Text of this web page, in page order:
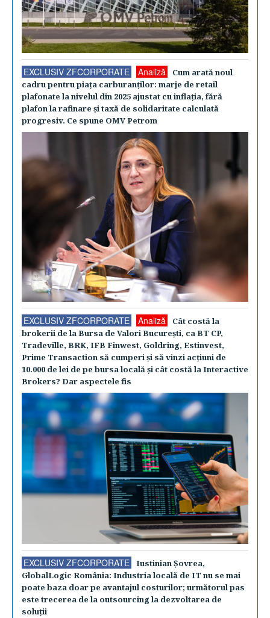
EXCLUSIV ZFCORPORATE Analiză
Cum arată noul
cadru pentru piaţa carburanţilor: marje de retail
plafonate la nivelul din 2025 ajustat cu inflaţia, fără
plafon la rafinare şi taxă de solidaritate calculată
progresiv. Ce spune OMV Petrom
EXCLUSIV ZFCORPORATE Analiză
Cât costă la
brokerii de la Bursa de Valori Bucureşti, ca BT CP,
Tradeville, BRK, IFB Finwest, Goldring, Estinvest,
Prime Transaction să cumperi şi să vinzi acţiuni de
10.000 de lei de pe bursa locală şi cât costă la Interactive
Brokers? Dar aspectele fis
EXCLUSIV ZFCORPORATE
Iustinian Şovrea,
GlobalLogic România: Industria locală de IT nu se mai
poate baza doar pe avantajul costurilor; următorul pas
este trecerea de la outsourcing la dezvoltarea de
soluţii